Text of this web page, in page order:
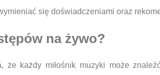
się doświadczeniami oraz
na żywo?
że każdy miłośnik muzyki może